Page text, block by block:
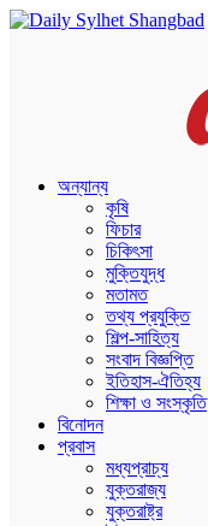
অন্যান্য
কৃষি
ফিচার
চিকিৎসা
মুক্তিযুদ্ধ
মতামত
তথ্য প্রযুক্তি
শিল্প-সাহিত্য
সংবাদ বিজ্ঞপ্তি
ইতিহাস-ঐতিহ্য
শিক্ষা ও সংস্কৃতি
বিনোদন
প্রবাস
মধ্যপ্রাচ্য
যুক্তরাজ্য
যুক্তরাষ্ট্র